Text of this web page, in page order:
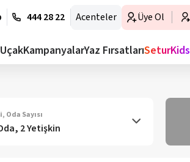
444 28 22 Acenteler Üye Ol
UçakKampanyalarYaz FırsatlarıSeturKids
Oda Sayısı
2 Yetişkin